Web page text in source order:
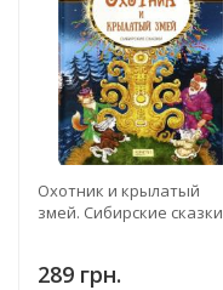
Охотник и крылатый
змей. Сибирские сказки
289 грн.